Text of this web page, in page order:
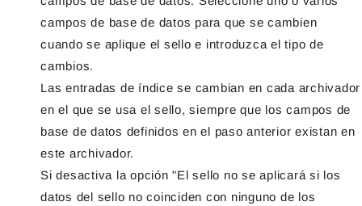
campos de base de datos para que se cambien
cuando se aplique el sello e introduzca el tipo de
cambios.
Las entradas de índice se cambian en cada archivador
en el que se usa el sello, siempre que los campos de
base de datos definidos en el paso anterior existan en
este archivador.
Si desactiva la opción "El sello no se aplicará si los
datos del sello no coinciden con ninguno de los